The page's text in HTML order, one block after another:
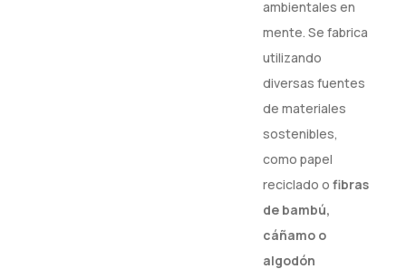
ambientales en
mente. Se fabrica
utilizando
diversas fuentes
de materiales
sostenibles,
como papel
reciclado o fibras
de bambú,
cáñamo o
algodón